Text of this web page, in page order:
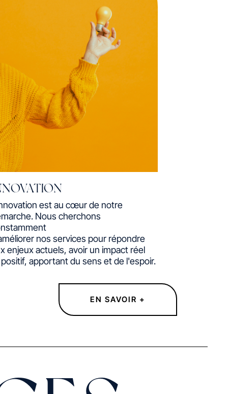
est au cœur de notre
Nous cherchons
nos services pour répondre
enjeux actuels, avoir un impact réel
apportant du sens et de l'espoir.
EN SAVOIR +